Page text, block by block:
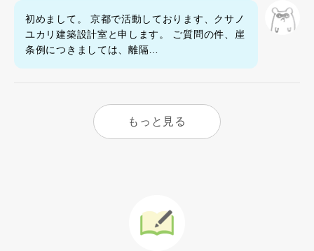
初めまして。 京都で活動しております、クサノ
ユカリ建築設計室と申します。 ご質問の件、崖
条例につきましては、離隔…
もっと見る